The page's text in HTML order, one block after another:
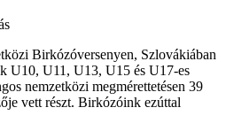
Birkózóversenyen, Szlovákiában
U10, U11, U13, U15 és U17-es
nemzetközi megmérettetésen 39
vett részt. Birkózóink ezúttal